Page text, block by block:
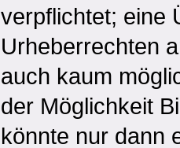
verpflichtet; eine
Urheberrechten
auch kaum
der Möglichkeit
könnte nur dann